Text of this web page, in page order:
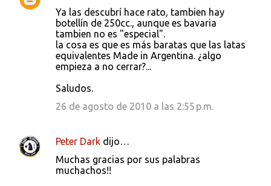
Ya las descubrí hace rato, tambien hay
botellín de 250cc., aunque es bavaria
tambien no es "especial".
la cosa es que es más baratas que las latas
equivalentes Made in Argentina. ¿algo
empieza a no cerrar?...
Saludos.
26 de agosto de 2010 a las 2:55 p.m.
Peter Dark dijo…
Muchas gracias por sus palabras
muchachos!!